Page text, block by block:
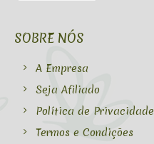
SOBRE NÓS
A Empresa
Seja Afiliado
Política de Privacidade
Termos e Condições